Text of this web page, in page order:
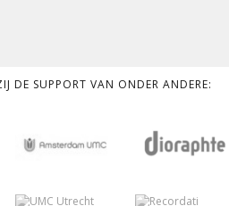
DE SUPPORT VAN ONDER ANDERE: